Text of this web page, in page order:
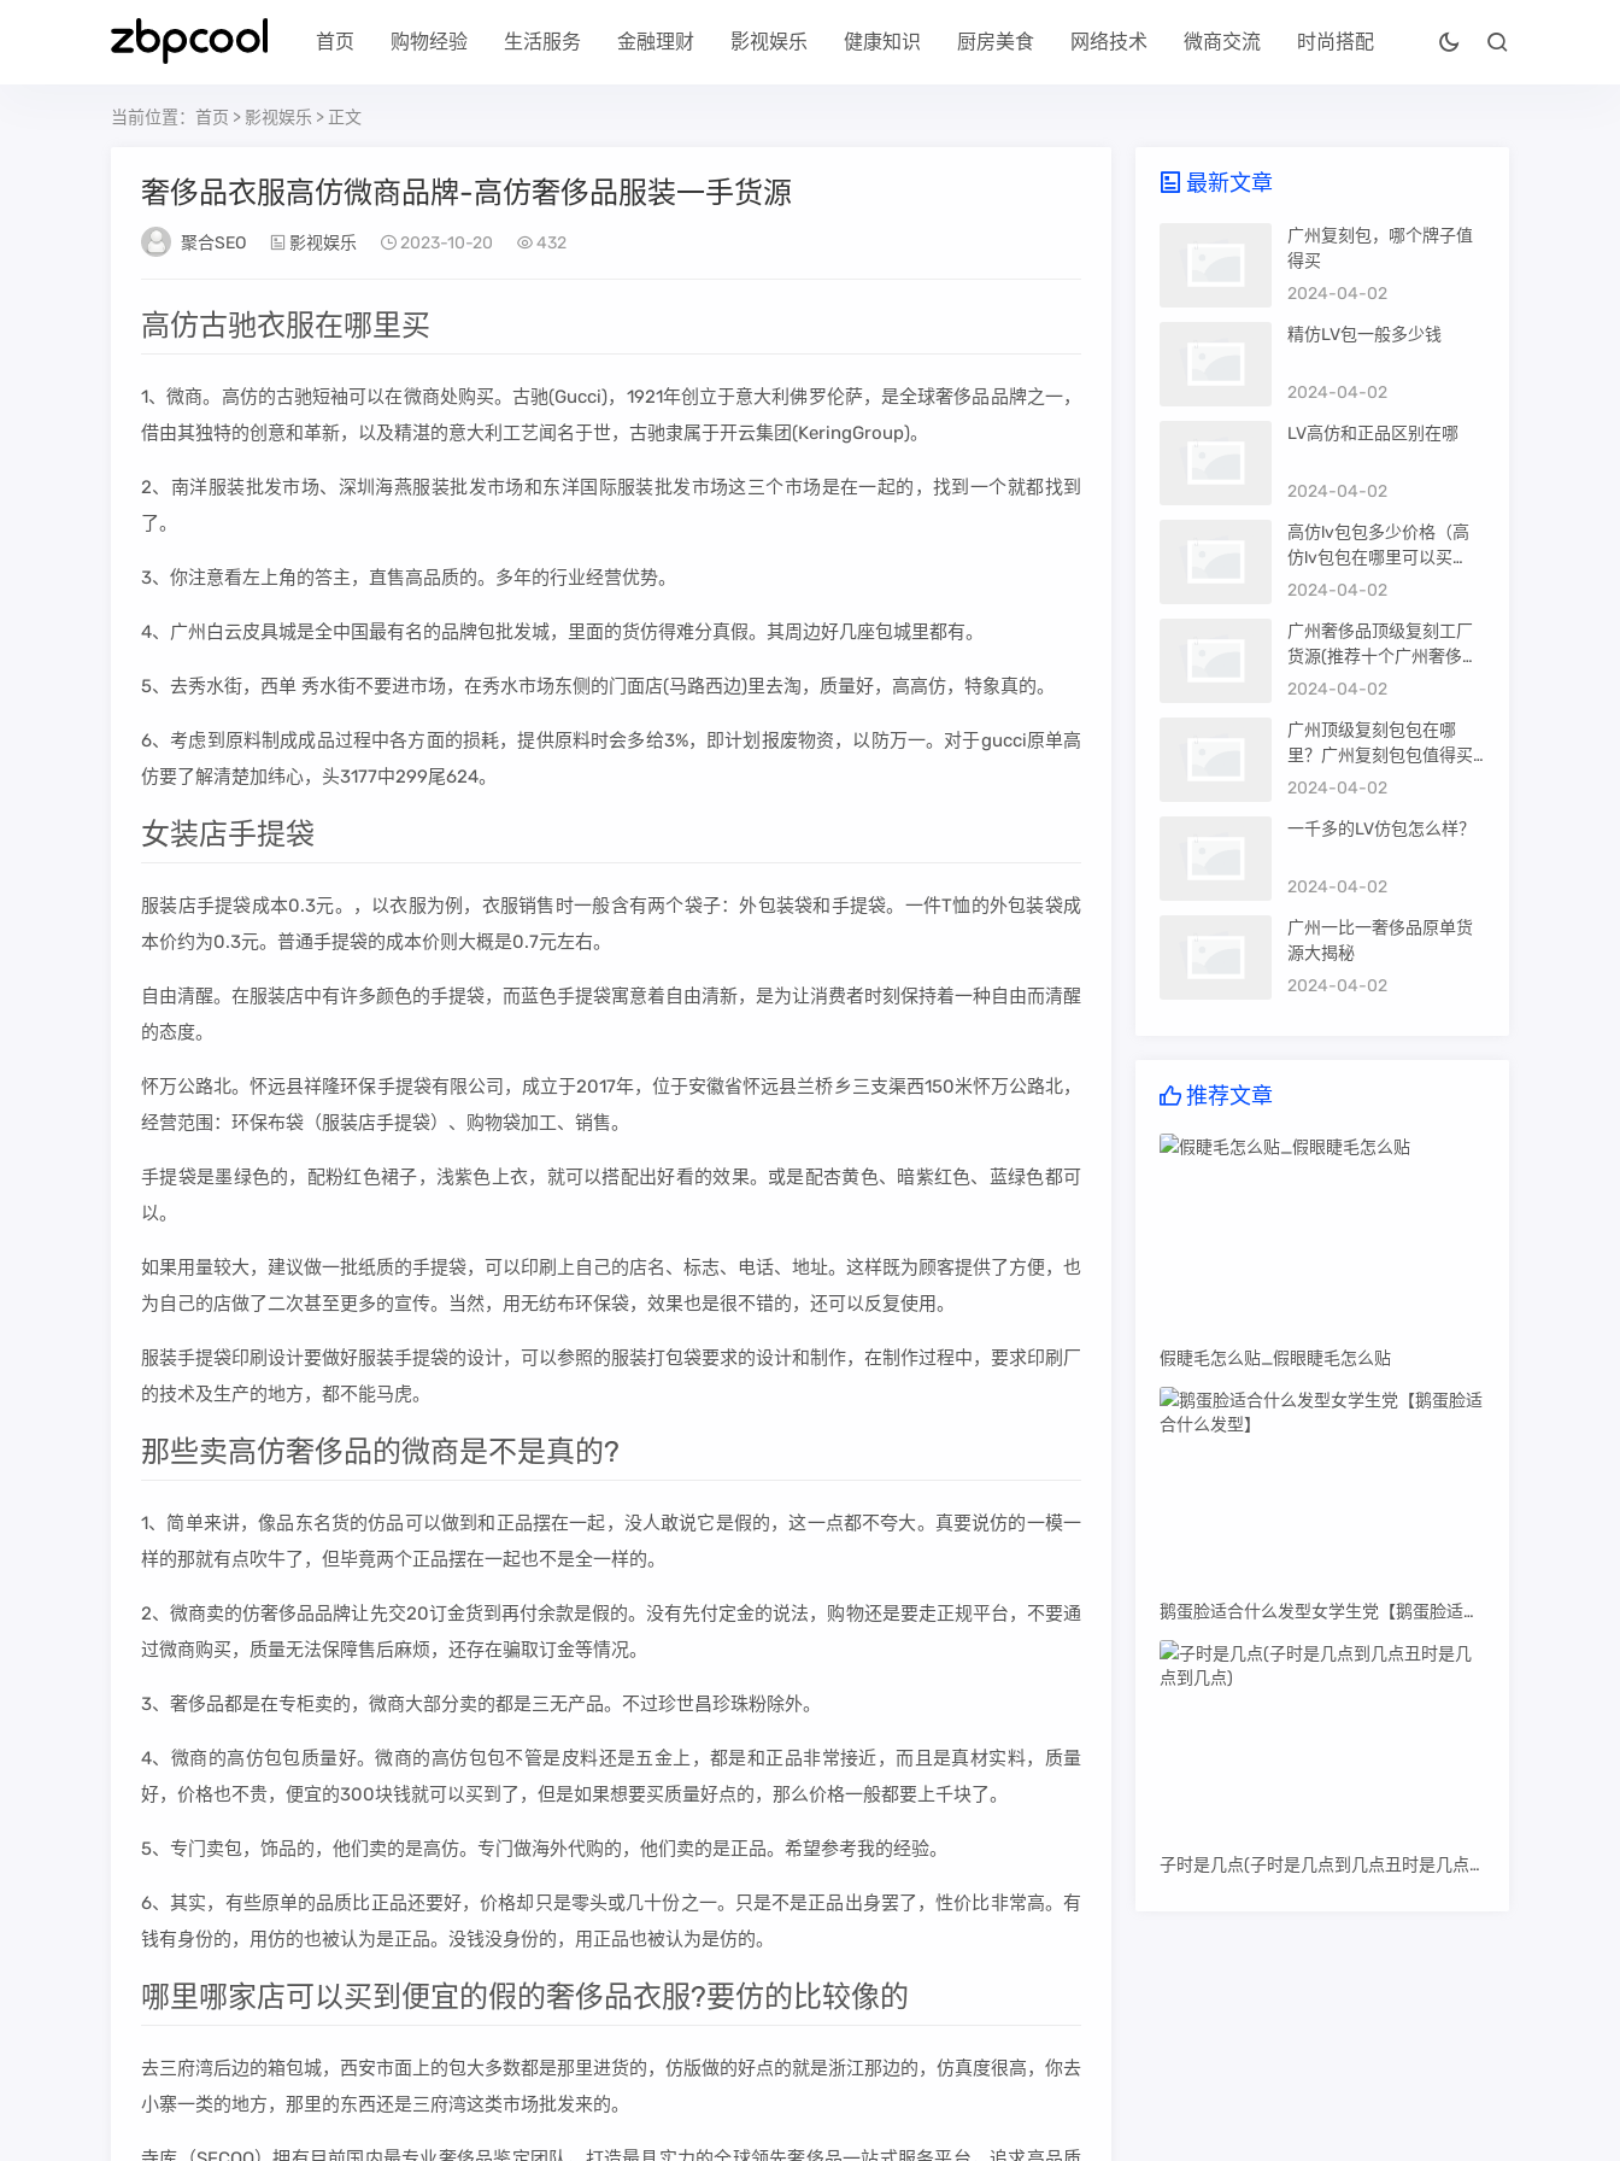
首页 购物经验 生活服务 金融理财 影视娱乐 健康知识 厨房美食 网络技术 微商交流 时尚搭配
当前位置： 首页 > 影视娱乐 > 正文
奢侈品衣服高仿微商品牌-高仿奢侈品服装一手货源
聚合SEO 影视娱乐 2023-10-20 432
高仿古驰衣服在哪里买
1、微商。高仿的古驰短袖可以在微商处购买。古驰(Gucci)，1921年创立于意大利佛罗伦萨，是全球奢侈品品牌之一，
借由其独特的创意和革新，以及精湛的意大利工艺闻名于世，古驰隶属于开云集团(KeringGroup)。
2、南洋服装批发市场、深圳海燕服装批发市场和东洋国际服装批发市场这三个市场是在一起的，找到一个就都找到
了。
3、你注意看左上角的答主，直售高品质的。多年的行业经营优势。
4、广州白云皮具城是全中国最有名的品牌包批发城，里面的货仿得难分真假。其周边好几座包城里都有。
5、去秀水街，西单 秀水街不要进市场，在秀水市场东侧的门面店(马路西边)里去淘，质量好，高高仿，特象真的。
6、考虑到原料制成成品过程中各方面的损耗，提供原料时会多给3%，即计划报废物资，以防万一。对于gucci原单高
仿要了解清楚加纬心，头3177中299尾624。
女装店手提袋
服装店手提袋成本0.3元。，以衣服为例，衣服销售时一般含有两个袋子：外包装袋和手提袋。一件T恤的外包装袋成
本价约为0.3元。普通手提袋的成本价则大概是0.7元左右。
自由清醒。在服装店中有许多颜色的手提袋，而蓝色手提袋寓意着自由清新，是为让消费者时刻保持着一种自由而清醒
的态度。
怀万公路北。怀远县祥隆环保手提袋有限公司，成立于2017年，位于安徽省怀远县兰桥乡三支渠西150米怀万公路北，
经营范围：环保布袋（服装店手提袋）、购物袋加工、销售。
手提袋是墨绿色的，配粉红色裙子，浅紫色上衣，就可以搭配出好看的效果。或是配杏黄色、暗紫红色、蓝绿色都可
以。
如果用量较大，建议做一批纸质的手提袋，可以印刷上自己的店名、标志、电话、地址。这样既为顾客提供了方便，也
为自己的店做了二次甚至更多的宣传。当然，用无纺布环保袋，效果也是很不错的，还可以反复使用。
服装手提袋印刷设计要做好服装手提袋的设计，可以参照的服装打包袋要求的设计和制作，在制作过程中，要求印刷厂
的技术及生产的地方，都不能马虎。
那些卖高仿奢侈品的微商是不是真的?
1、简单来讲，像品东名货的仿品可以做到和正品摆在一起，没人敢说它是假的，这一点都不夸大。真要说仿的一模一
样的那就有点吹牛了，但毕竟两个正品摆在一起也不是全一样的。
2、微商卖的仿奢侈品品牌让先交20订金货到再付余款是假的。没有先付定金的说法，购物还是要走正规平台，不要通
过微商购买，质量无法保障售后麻烦，还存在骗取订金等情况。
3、奢侈品都是在专柜卖的，微商大部分卖的都是三无产品。不过珍世昌珍珠粉除外。
4、微商的高仿包包质量好。微商的高仿包包不管是皮料还是五金上，都是和正品非常接近，而且是真材实料，质量
好，价格也不贵，便宜的300块钱就可以买到了，但是如果想要买质量好点的，那么价格一般都要上千块了。
5、专门卖包，饰品的，他们卖的是高仿。专门做海外代购的，他们卖的是正品。希望参考我的经验。
6、其实，有些原单的品质比正品还要好，价格却只是零头或几十份之一。只是不是正品出身罢了，性价比非常高。有
钱有身份的，用仿的也被认为是正品。没钱没身份的，用正品也被认为是仿的。
哪里哪家店可以买到便宜的假的奢侈品衣服?要仿的比较像的
去三府湾后边的箱包城，西安市面上的包大多数都是那里进货的，仿版做的好点的就是浙江那边的，仿真度很高，你去
小寨一类的地方，那里的东西还是三府湾这类市场批发来的。
最新文章
广州复刻包，哪个牌子值
得买
2024-04-02
精仿LV包一般多少钱
2024-04-02
LV高仿和正品区别在哪
2024-04-02
高仿lv包包多少价格（高
仿lv包包在哪里可以买
到）
2024-04-02
广州奢侈品顶级复刻工厂
货源(推荐十个广州奢侈品
购买渠道)
2024-04-02
广州顶级复刻包包在哪
里？广州复刻包包值得买
吗？
2024-04-02
一千多的LV仿包怎么样？
2024-04-02
广州一比一奢侈品原单货
源大揭秘
2024-04-02
推荐文章
假睫毛怎么贴_假眼睫毛怎么贴
鹅蛋脸适合什么发型女学生党【鹅蛋脸适合什么发型】
子时是几点(子时是几点到几点丑时是几点到几点)